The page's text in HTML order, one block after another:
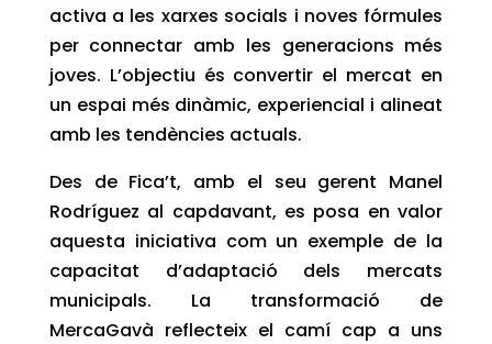
activa a les xarxes socials i noves fórmules
per connectar amb les generacions més
joves. L’objectiu és convertir el mercat en
un espai més dinàmic, experiencial i alineat
amb les tendències actuals.
Des de Fica’t, amb el seu gerent Manel
Rodríguez al capdavant, es posa en valor
aquesta iniciativa com un exemple de la
capacitat d’adaptació dels mercats
municipals. La transformació de
MercaGavà reflecteix el camí cap a uns